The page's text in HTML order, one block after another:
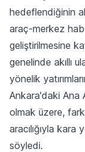
hedeflendiğinin
araç-merkez
geliştirilmesine
genelinde akıllı
yönelik
Ankara'daki Ana
olmak üzere,
aracılığıyla kara
söyledi.